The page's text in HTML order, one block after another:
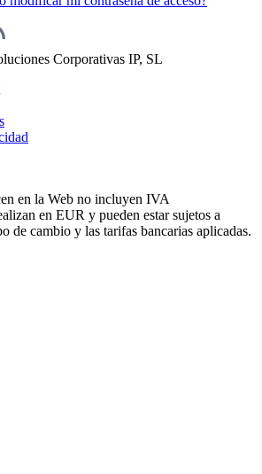
Corporativas IP, SL
en la Web no incluyen IVA
en EUR y pueden estar sujetos a
de cambio y las tarifas bancarias aplicadas.